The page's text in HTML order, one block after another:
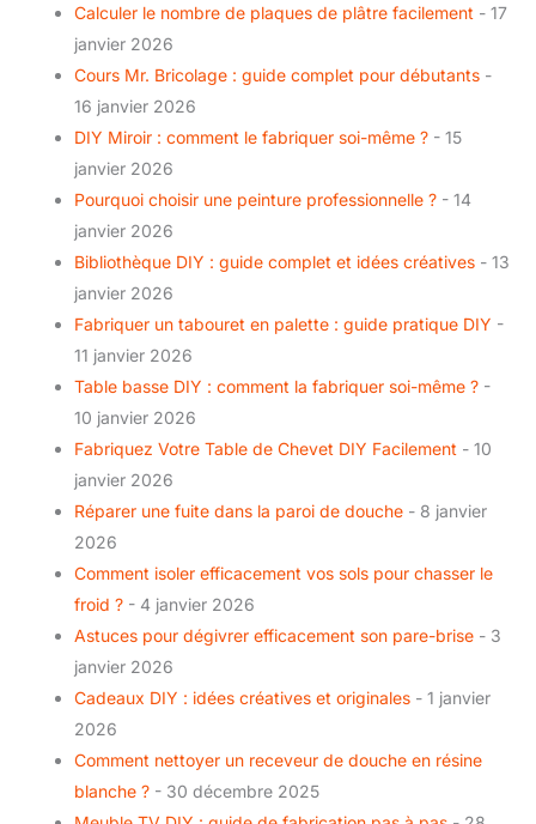
Calculer le nombre de plaques de plâtre facilement - 17
janvier 2026
Cours Mr. Bricolage : guide complet pour débutants -
16 janvier 2026
DIY Miroir : comment le fabriquer soi-même ? - 15
janvier 2026
Pourquoi choisir une peinture professionnelle ? - 14
janvier 2026
Bibliothèque DIY : guide complet et idées créatives - 13
janvier 2026
Fabriquer un tabouret en palette : guide pratique DIY -
11 janvier 2026
Table basse DIY : comment la fabriquer soi-même ? -
10 janvier 2026
Fabriquez Votre Table de Chevet DIY Facilement - 10
janvier 2026
Réparer une fuite dans la paroi de douche - 8 janvier
2026
Comment isoler efficacement vos sols pour chasser le
froid ? - 4 janvier 2026
Astuces pour dégivrer efficacement son pare-brise - 3
janvier 2026
Cadeaux DIY : idées créatives et originales - 1 janvier
2026
Comment nettoyer un receveur de douche en résine
blanche ? - 30 décembre 2025